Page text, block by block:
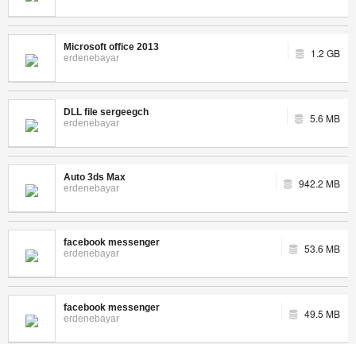
Microsoft office 2013
erdenebayar
1.2 GB
DLL file sergeegch
erdenebayar
5.6 MB
Auto 3ds Max
erdenebayar
942.2 MB
facebook messenger
erdenebayar
53.6 MB
facebook messenger
erdenebayar
49.5 MB